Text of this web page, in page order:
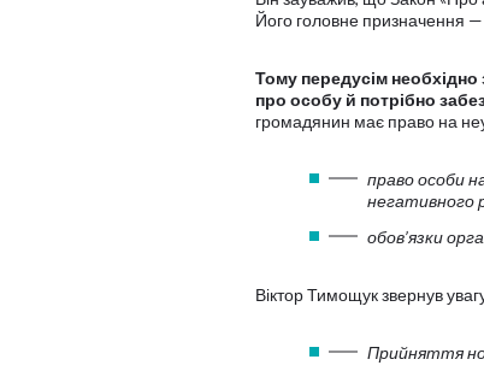
Його головне призначення —
Тому передусім
про особу й потрібно
громадянин має право на
право особи
негативного
обов’язки
Віктор Тимощук звернув
Прийняття